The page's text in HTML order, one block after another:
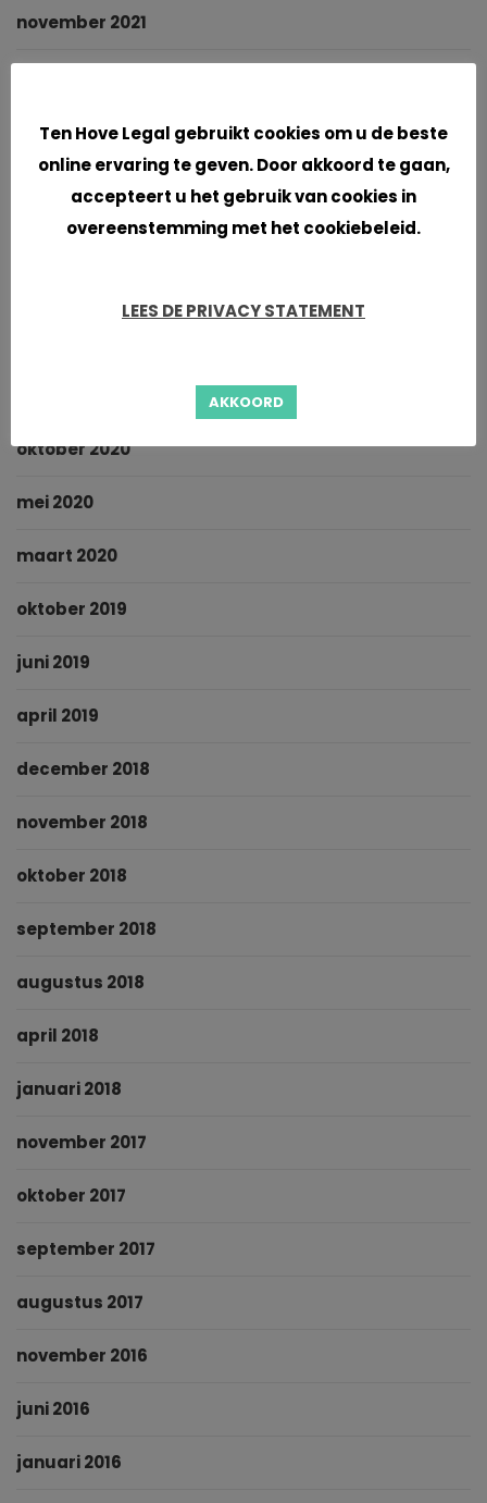
november 2021
september 2021
april 2021
oktober 2020
mei 2020
maart 2020
oktober 2019
juni 2019
april 2019
december 2018
november 2018
oktober 2018
september 2018
augustus 2018
april 2018
januari 2018
november 2017
oktober 2017
september 2017
augustus 2017
november 2016
juni 2016
januari 2016
Ten Hove Legal gebruikt cookies om u de beste
online ervaring te geven. Door akkoord te gaan,
accepteert u het gebruik van cookies in
overeenstemming met het cookiebeleid.
LEES DE PRIVACY STATEMENT
AKKOORD